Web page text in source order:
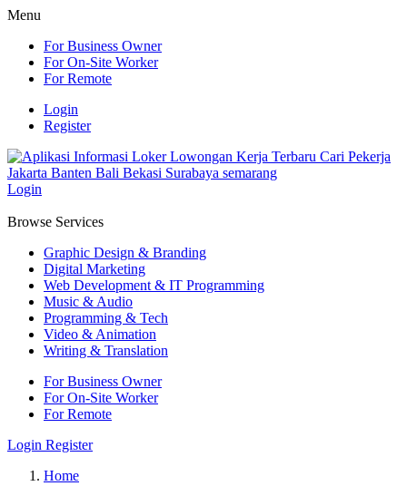
Menu
For Business Owner
For On-Site Worker
For Remote
Login
Register
Login
Browse Services
Graphic Design & Branding
Digital Marketing
Web Development & IT Programming
Music & Audio
Programming & Tech
Video & Animation
Writing & Translation
For Business Owner
For On-Site Worker
For Remote
Login Register
Home